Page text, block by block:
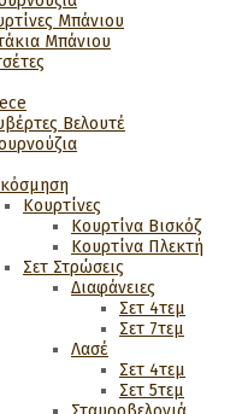
Μπάνιου
Μπάνιου
Βελουτέ
Κουρτίνες
Κουρτίνα Βισκόζ
Κουρτίνα Πλεκτή
Σετ Στρώσεις
Διαφάνειες
Σετ 4τεμ
Σετ 7τεμ
Λασέ
Σετ 4τεμ
Σετ 5τεμ